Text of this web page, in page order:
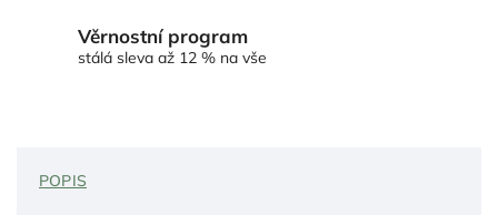
Věrnostní program
stálá sleva až 12 % na vše
POPIS